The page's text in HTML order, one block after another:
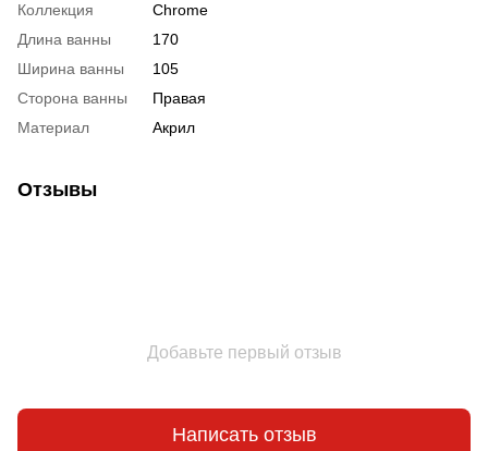
Коллекция
Chrome
Длина ванны
170
Ширина ванны
105
Сторона ванны
Правая
Материал
Акрил
Отзывы
Добавьте первый отзыв
Написать отзыв